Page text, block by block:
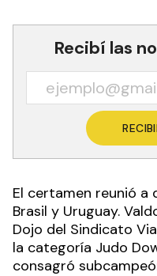
Recibí las
El certamen reunió
Brasil y Uruguay.
Dojo del Sindicato
la categoría Judo
consagró